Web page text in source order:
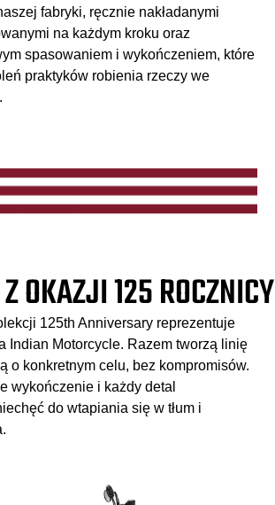
fabryki, ręcznie nakładanymi
na każdym kroku oraz
spasowaniem i wykończeniem, które
praktyków robienia rzeczy we
OKAZJI 125 ROCZNICY
125th Anniversary reprezentuje
Indian Motorcycle. Razem tworzą linię
o konkretnym celu, bez kompromisów.
wykończenie i każdy detal
do wtapiania się w tłum i